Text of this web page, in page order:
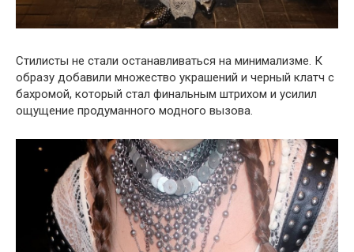
Стилисты не стали останавливаться на минимализме. К
образу добавили множество украшений и черный клатч с
бахромой, который стал финальным штрихом и усилил
ощущение продуманного модного вызова.